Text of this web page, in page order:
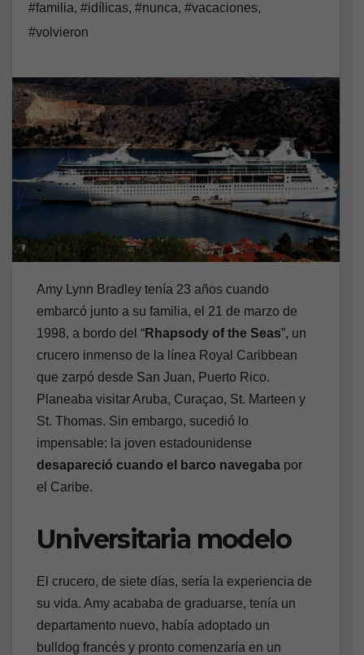
#familia, #idílicas, #nunca, #vacaciones,
#volvieron
Amy Lynn Bradley tenía 23 años cuando
embarcó junto a su familia, el 21 de marzo de
1998, a bordo del “Rhapsody of the Seas”, un
crucero inmenso de la línea Royal Caribbean
que zarpó desde San Juan, Puerto Rico.
Planeaba visitar Aruba, Curaçao, St. Marteen y
St. Thomas. Sin embargo, sucedió lo
impensable: la joven estadounidense
desapareció cuando el barco navegaba por
el Caribe.
Universitaria modelo
El crucero, de siete días, sería la experiencia de
su vida. Amy acababa de graduarse, tenía un
departamento nuevo, había adoptado un
bulldog francés y pronto comenzaría en un